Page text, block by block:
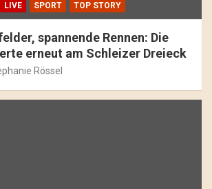
LIVE SPORT TOP STORY
spannende Rennen: Die
erneut am Schleizer Dreieck
Rössel